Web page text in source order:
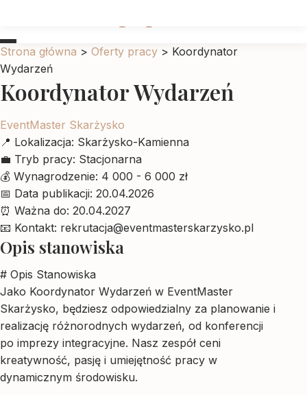
Strona główna > Oferty pracy > Koordynator
Wydarzeń
Koordynator Wydarzeń
EventMaster Skarżysko
📍 Lokalizacja: Skarżysko-Kamienna
💼 Tryb pracy: Stacjonarna
💰 Wynagrodzenie: 4 000 - 6 000 zł
📅 Data publikacji: 20.04.2026
⏰ Ważna do: 20.04.2027
📧 Kontakt: rekrutacja@eventmasterskarzysko.pl
Opis stanowiska
# Opis Stanowiska
Jako Koordynator Wydarzeń w EventMaster
Skarżysko, będziesz odpowiedzialny za planowanie i
realizację różnorodnych wydarzeń, od konferencji
po imprezy integracyjne. Nasz zespół ceni
kreatywność, pasję i umiejętność pracy w
dynamicznym środowisku.